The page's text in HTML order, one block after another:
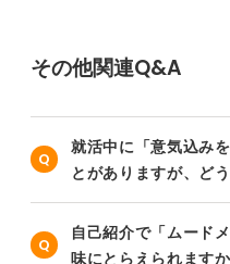
その他関連Q&A
就活中に「意気込み
とがありますが、ど
自己紹介で「ムード
味にとらえられます